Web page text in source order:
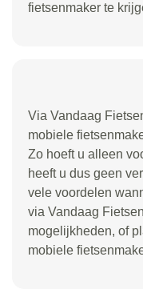
fietsenmaker te
Via Vandaag
mobiele
Zo hoeft u alleen
heeft u dus geen
vele voordelen
via Vandaag
mogelijkheden, of
mobiele